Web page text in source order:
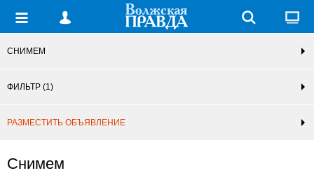
СНИМЕМ
ФИЛЬТР (1)
РАЗМЕСТИТЬ ОБЪЯВЛЕНИЕ
Снимем